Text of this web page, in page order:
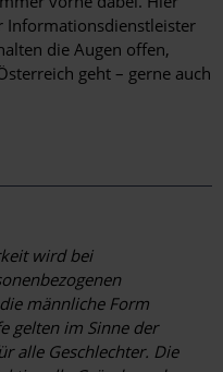
Informationsdienstleister
die Augen offen,
geht – gerne auch
wird bei
männliche Form
gelten im Sinne der
alle Geschlechter. Die